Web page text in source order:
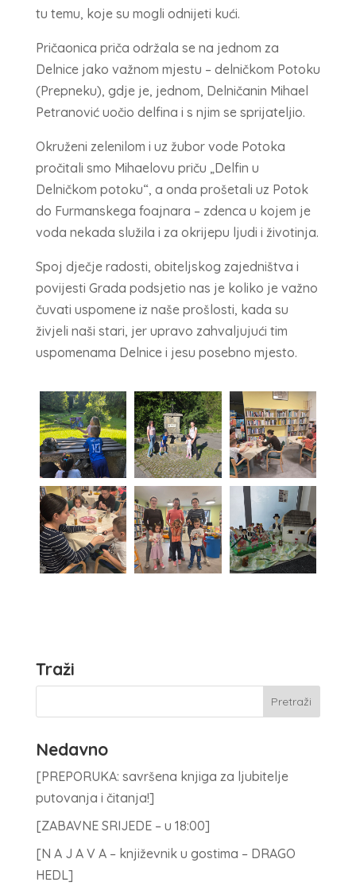
tu temu, koje su mogli odnijeti kući.
Pričaonica priča održala se na jednom za
Delnice jako važnom mjestu – delničkom Potoku
(Prepneku), gdje je, jednom, Delničanin Mihael
Petranović uočio delfina i s njim se sprijateljio.
Okruženi zelenilom i uz žubor vode Potoka
pročitali smo Mihaelovu priču „Delfin u
Delničkom potoku“, a onda prošetali uz Potok
do Furmanskega foajnara – zdenca u kojem je
voda nekada služila i za okrijepu ljudi i životinja.
Spoj dječje radosti, obiteljskog zajedništva i
povijesti Grada podsjetio nas je koliko je važno
čuvati uspomene iz naše prošlosti, kada su
živjeli naši stari, jer upravo zahvaljujući tim
uspomenama Delnice i jesu posebno mjesto.
Traži
Nedavno
[PREPORUKA: savršena knjiga za ljubitelje
putovanja i čitanja!]
[ZABAVNE SRIJEDE – u 18:00]
[N A J A V A – književnik u gostima – DRAGO
HEDL]